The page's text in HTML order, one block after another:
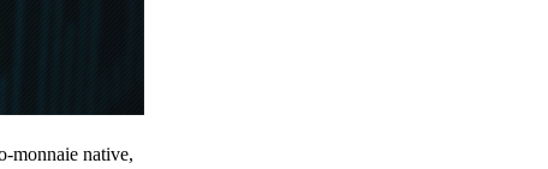
monnaie native,